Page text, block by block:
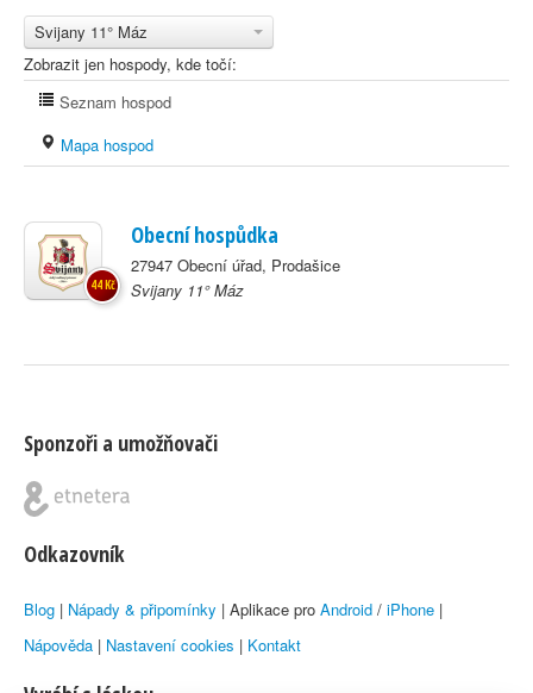
Svijany 11° Máz
Zobrazit jen hospody, kde točí:
Seznam hospod
Mapa hospod
Obecní hospůdka
27947 Obecní úřad, Prodašice
Svijany 11° Máz
44 Kč
Sponzoři a umožňovači
Odkazovník
Blog | Nápady & připomínky | Aplikace pro Android / iPhone |
Nápověda | Nastavení cookies | Kontakt